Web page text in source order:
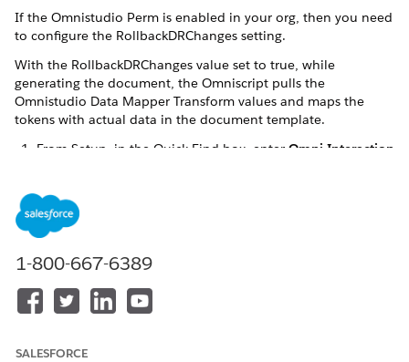
If the Omnistudio Perm is enabled in your org, then you need
to configure the RollbackDRChanges setting.
With the RollbackDRChanges value set to true, while
generating the document, the Omniscript pulls the
Omnistudio Data Mapper Transform values and maps the
tokens with actual data in the document template.
From Setup, in the Quick Find box, enter Omni Interaction
The Omni Interaction Configuration window opens.
Click
variable.
Add the following details:
LabelRollbackDRChanges
Value
1-800-667-6389
SALESFORCE